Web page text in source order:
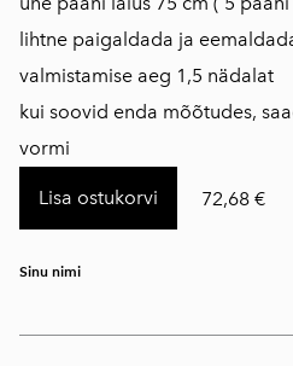
lihtne paigaldada ja
valmistamise aeg 1,5 nädalat
kui soovid enda mõõtudes,
vormi
Lisa ostukorvi 72,68 €
Sinu nimi